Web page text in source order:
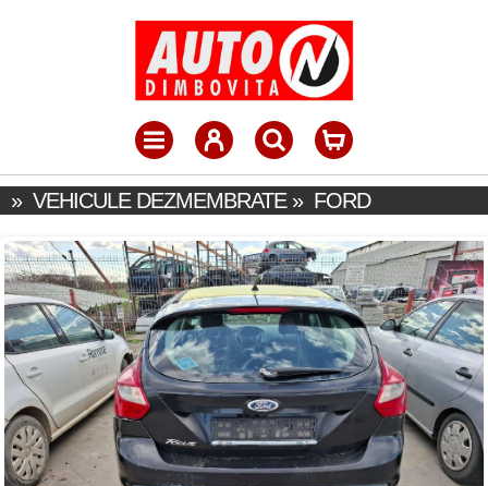
» VEHICULE DEZMEMBRATE» FORD